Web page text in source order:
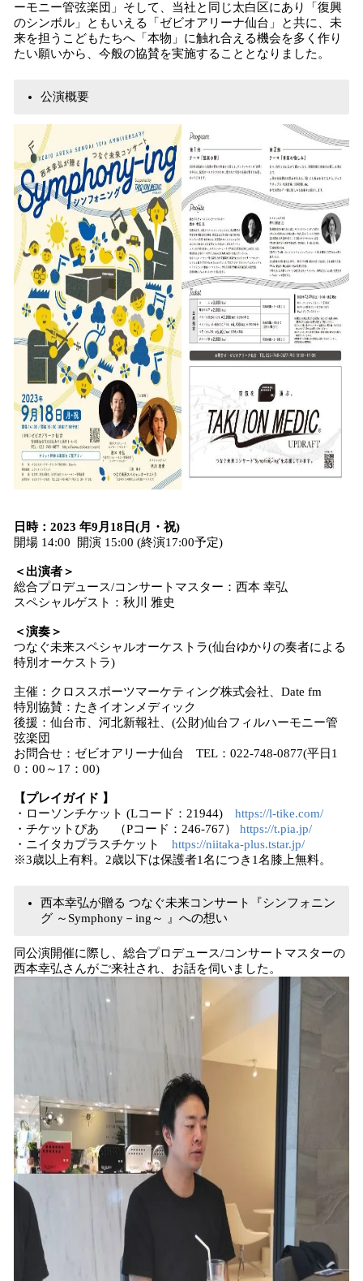
ーモニー管弦楽団」そして、当社と同じ太白区にあり「復興
のシンボル」ともいえる「ゼビオアリーナ仙台」と共に、未
来を担うこどもたちへ「本物」に触れ合える機会を多く作り
たい願いから、今般の協賛を実施することとなりました。
公演概要
日時：2023 年9月18日(月・祝)
開場 14:00 開演 15:00 (終演17:00予定)
＜出演者＞
総合プロデュース/コンサートマスター：西本 幸弘
スペシャルゲスト：秋川 雅史
＜演奏＞
つなぐ未来スペシャルオーケストラ(仙台ゆかりの奏者による
特別オーケストラ)
主催：クロススポーツマーケティング株式会社、Date fm
特別協賛：たきイオンメディック
後援：仙台市、河北新報社、(公財)仙台フィルハーモニー管
弦楽団
お問合せ：ゼビオアリーナ仙台 TEL：022-748-0877(平日1
0：00～17：00)
【プレイガイド 】
・ローソンチケット (Lコード：21944) https://l-tike.com/
・チケットぴあ （Pコード：246-767） https://t.pia.jp/
・ニイタカプラスチケット https://niitaka-plus.tstar.jp/
※3歳以上有料。2歳以下は保護者1名につき1名膝上無料。
西本幸弘が贈る つなぐ未来コンサート『シンフォニン
グ ～Symphony－ing～ 』への想い
同公演開催に際し、総合プロデュース/コンサートマスターの
西本幸弘さんがご来社され、お話を伺いました。